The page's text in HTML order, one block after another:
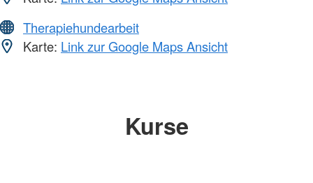
Therapiehundearbeit
Karte: Link zur Google Maps Ansicht
Kurse